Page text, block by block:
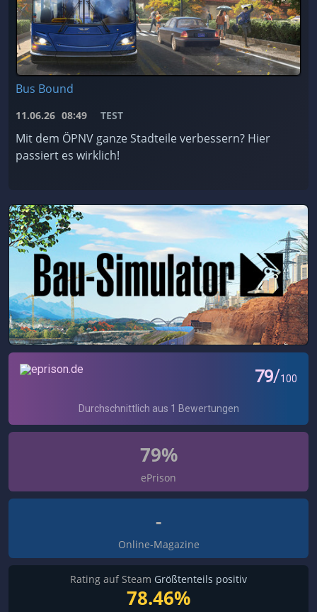
Bus Bound
11.06.26 08:49 TEST
Mit dem ÖPNV ganze Stadteile verbessern? Hier
passiert es wirklich!
79%
ePrison
-
Online-Magazine
Rating auf Steam Größtenteils positiv
78.46%